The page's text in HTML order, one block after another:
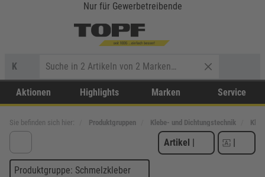
Nur für Gewerbetreibende
K
Aktionen Highlights Marken Service
Sie befinden sich hier: Produktgruppen Klebe- und Dichtungstechnik
Artikel | |
Produktgruppe: Schmelzkleber